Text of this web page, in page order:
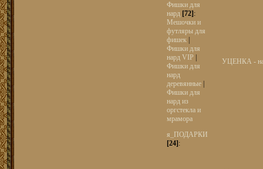
Фишки для
нард [72] :
Мешочки и
футляры для
фишек
Фишки для
нард VIP
Фишки для
нард
деревянные
Фишки для
нард из
оргстекла и
мрамора
УЦЕНКА -
я_ПОДАРКИ
[24] :